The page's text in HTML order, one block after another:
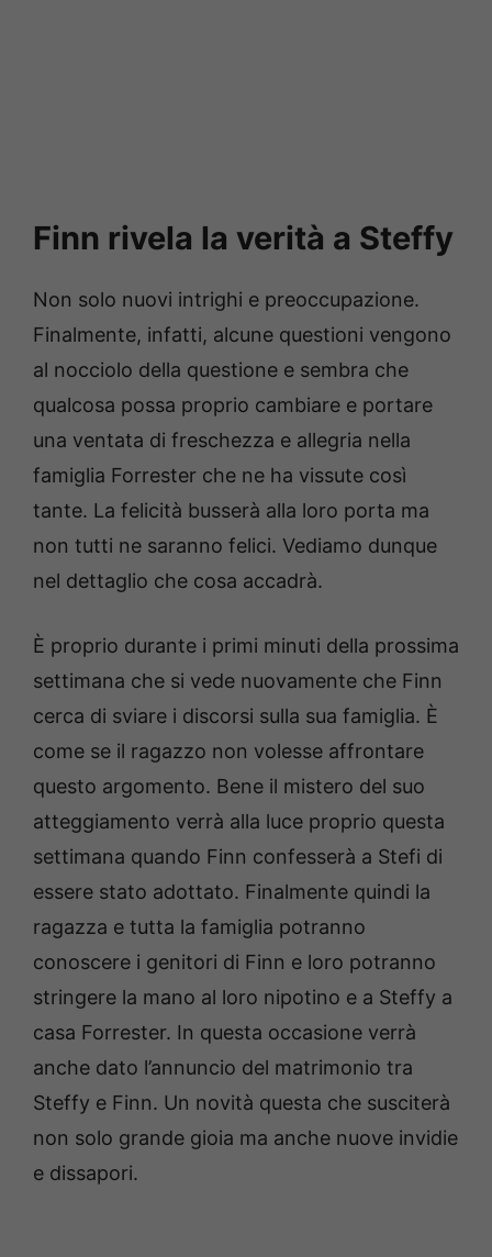
Finn rivela la verità a Steffy
Non solo nuovi intrighi e preoccupazione.
Finalmente, infatti, alcune questioni vengono
al nocciolo della questione e sembra che
qualcosa possa proprio cambiare e portare
una ventata di freschezza e allegria nella
famiglia Forrester che ne ha vissute così
tante. La felicità busserà alla loro porta ma
non tutti ne saranno felici. Vediamo dunque
nel dettaglio che cosa accadrà.
È proprio durante i primi minuti della prossima
settimana che si vede nuovamente che Finn
cerca di sviare i discorsi sulla sua famiglia. È
come se il ragazzo non volesse affrontare
questo argomento. Bene il mistero del suo
atteggiamento verrà alla luce proprio questa
settimana quando Finn confesserà a Stefi di
essere stato adottato. Finalmente quindi la
ragazza e tutta la famiglia potranno
conoscere i genitori di Finn e loro potranno
stringere la mano al loro nipotino e a Steffy a
casa Forrester. In questa occasione verrà
anche dato l’annuncio del matrimonio tra
Steffy e Finn. Un novità questa che susciterà
non solo grande gioia ma anche nuove invidie
e dissapori.